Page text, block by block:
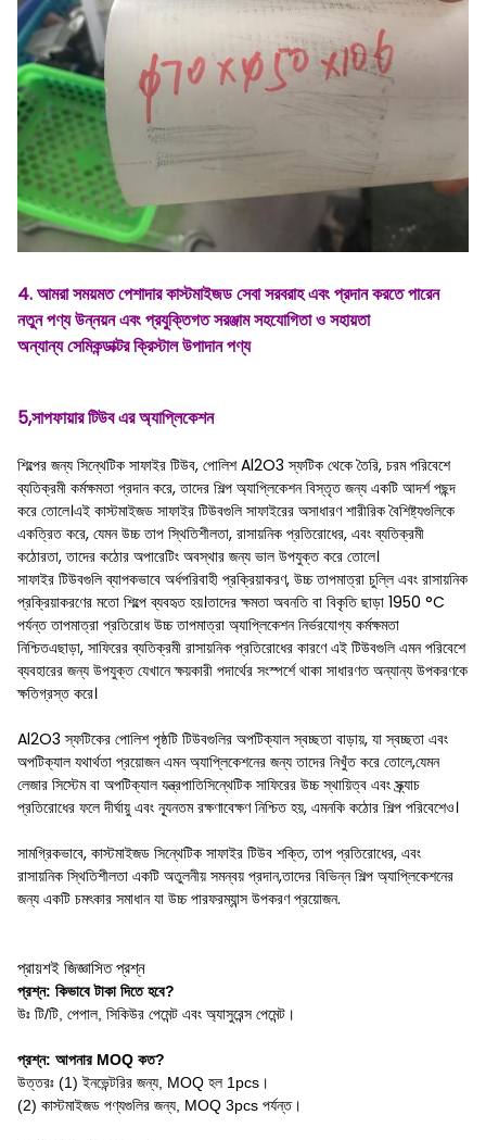
4. আমরা সময়মত পেশাদার কাস্টমাইজড সেবা সরবরাহ এবং প্রদান করতে পারেন
নতুন পণ্য উন্নয়ন এবং প্রযুক্তিগত সরঞ্জাম সহযোগিতা ও সহায়তা
অন্যান্য সেমিকন্ডাক্টর ক্রিস্টাল উপাদান পণ্য
5,সাপফায়ার টিউব এর অ্যাপ্লিকেশন
শিল্পের জন্য সিন্থেটিক সাফাইর টিউব, পোলিশ Al2O3 স্ফটিক থেকে তৈরি, চরম পরিবেশে
ব্যতিক্রমী কর্মক্ষমতা প্রদান করে, তাদের শিল্প অ্যাপ্লিকেশন বিস্তৃত জন্য একটি আদর্শ পছন্দ
করে তোলে।এই কাস্টমাইজড সাফাইর টিউবগুলি সাফাইরের অসাধারণ শারীরিক বৈশিষ্ট্যগুলিকে
একত্রিত করে, যেমন উচ্চ তাপ স্থিতিশীলতা, রাসায়নিক প্রতিরোধের, এবং ব্যতিক্রমী
কঠোরতা, তাদের কঠোর অপারেটিং অবস্থার জন্য ভাল উপযুক্ত করে তোলে।
সাফাইর টিউবগুলি ব্যাপকভাবে অর্ধপরিবাহী প্রক্রিয়াকরণ, উচ্চ তাপমাত্রা চুল্লি এবং রাসায়নিক
প্রক্রিয়াকরণের মতো শিল্পে ব্যবহৃত হয়।তাদের ক্ষমতা অবনতি বা বিকৃতি ছাড়া 1950 °C
পর্যন্ত তাপমাত্রা প্রতিরোধ উচ্চ তাপমাত্রা অ্যাপ্লিকেশন নির্ভরযোগ্য কর্মক্ষমতা
নিশ্চিতএছাড়া, সাফিরের ব্যতিক্রমী রাসায়নিক প্রতিরোধের কারণে এই টিউবগুলি এমন পরিবেশে
ব্যবহারের জন্য উপযুক্ত যেখানে ক্ষয়কারী পদার্থের সংস্পর্শে থাকা সাধারণত অন্যান্য উপকরণকে
ক্ষতিগ্রস্ত করে।
Al2O3 স্ফটিকের পোলিশ পৃষ্ঠটি টিউবগুলির অপটিক্যাল স্বচ্ছতা বাড়ায়, যা স্বচ্ছতা এবং
অপটিক্যাল যথার্থতা প্রয়োজন এমন অ্যাপ্লিকেশনের জন্য তাদের নিখুঁত করে তোলে,যেমন
লেজার সিস্টেম বা অপটিক্যাল যন্ত্রপাতিসিন্থেটিক সাফিরের উচ্চ স্থায়িত্ব এবং স্ক্র্যাচ
প্রতিরোধের ফলে দীর্ঘায়ু এবং ন্যূনতম রক্ষণাবেক্ষণ নিশ্চিত হয়, এমনকি কঠোর শিল্প পরিবেশেও।
সামগ্রিকভাবে, কাস্টমাইজড সিন্থেটিক সাফাইর টিউব শক্তি, তাপ প্রতিরোধের, এবং
রাসায়নিক স্থিতিশীলতা একটি অতুলনীয় সমন্বয় প্রদান,তাদের বিভিন্ন শিল্প অ্যাপ্লিকেশনের
জন্য একটি চমৎকার সমাধান যা উচ্চ পারফরম্যান্স উপকরণ প্রয়োজন.
প্রায়শই জিজ্ঞাসিত প্রশ্ন
প্রশ্ন: কিভাবে টাকা দিতে হবে?
উঃ টি/টি, পেপাল, সিকিউর পেমেন্ট এবং অ্যাসুরেন্স পেমেন্ট।
প্রশ্ন: আপনার MOQ কত?
উত্তরঃ (1) ইনভেন্টরির জন্য, MOQ হল 1pcs।
(2) কাস্টমাইজড পণ্যগুলির জন্য, MOQ 3pcs পর্যন্ত।